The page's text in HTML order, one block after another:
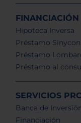
FINANCIACIÓN
Hipoteca Inversa
Préstamo Sinycon
Préstamo
Préstamo al
SERVICIOS
Banca de
Financiación